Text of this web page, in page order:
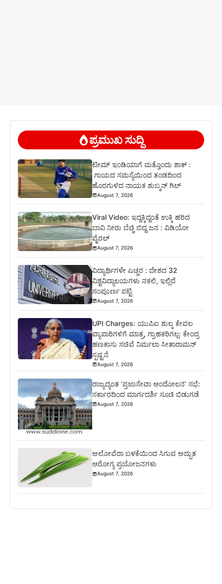
ಪ್ರಮುಖ ಸುದ್ದಿ
ಟೀಮ್ ಇಂಡಿಯಾಗೆ ಮತ್ತೊಂದು ಶಾಕ್ :
ಗಾಯದ ಸಮಸ್ಯೆಯಿಂದ ತಂಡದಿಂದ
ಹೊರಗುಳಿದ ನಾಯಕ ಶುಬ್ಮನ್ ಗಿಲ್
August 7, 2026
Viral Video: ಇದ್ದಕ್ಕಿದ್ದಂತೆ ಉಕ್ಕಿ ಹರಿದ
ಬಾವಿ ನೀರು ಬೆಚ್ಚಿ ಬಿದ್ದ ಜನ : ವಿಡಿಯೋ
ವೈರಲ್
August 7, 2026
ವಿದ್ಯಾರ್ಥಿಗಳೇ ಎಚ್ಚರ : ದೇಶದ 32
ವಿಶ್ವವಿದ್ಯಾಲಯಗಳು ನಕಲಿ, ಇಲ್ಲಿದೆ
ಸಂಪೂರ್ಣ ಪಟ್ಟಿ
August 7, 2026
UPI Charges: ಯುಪಿಐ ಶುಲ್ಕ ಕೇವಲ
ವ್ಯಾಪಾರಿಗಳಿಗೆ ಮಾತ್ರ, ಗ್ರಾಹಕರಿಗಲ್ಲ: ಕೇಂದ್ರ
ಹಣಕಾಸು ಸಚಿವೆ ನಿರ್ಮಲಾ ಸೀತಾರಾಮನ್
ಸ್ಪಷ್ಟನೆ
August 7, 2026
ರಾಜ್ಯದ್ಯಂತ ‘ಪ್ರಜಾಸೇವಾ ಆಂದೋಲನ’ ಸಭೆ:
ಸರ್ಕಾರದಿಂದ ಮಾರ್ಗದರ್ಶಿ ಸೂಚಿ ಬಿಡುಗಡೆ
August 7, 2026
ಅಲೋವೆರಾ ಬಳಕೆಯಿಂದ ಸಿಗುವ ಅದ್ಭುತ
ಆರೋಗ್ಯ ಪ್ರಯೋಜನಗಳು
August 7, 2026